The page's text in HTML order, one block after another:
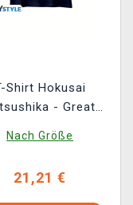
Shirt Hokusai
- Great
Nach Größe
21,21 €